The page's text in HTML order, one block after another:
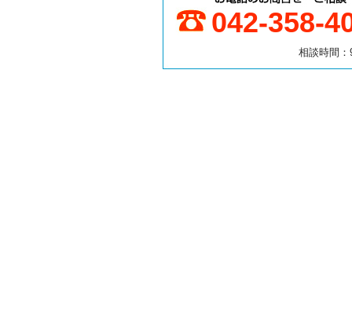
042-358-
相談時間